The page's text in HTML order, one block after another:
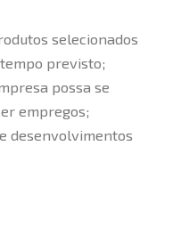
selecionados
previsto;
possa se
empregos;
desenvolvimentos